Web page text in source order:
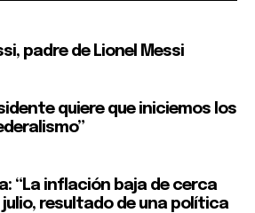
padre de Lionel Messi
quiere que iniciemos los
“La inflación baja de cerca
julio, resultado de una política